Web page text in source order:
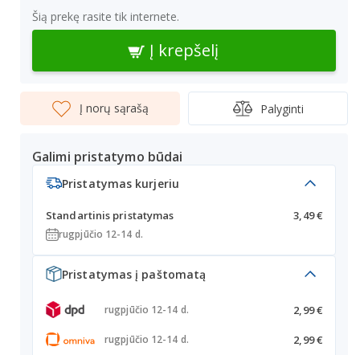
Šią prekę rasite tik internete.
Į krepšelį
Į norų sąrašą Palyginti
Galimi pristatymo būdai
Pristatymas kurjeriu
Standartinis pristatymas 3,49 €
rugpjūčio 12-14 d.
Pristatymas į paštomatą
rugpjūčio 12-14 d. 2,99 €
rugpjūčio 12-14 d. 2,99 €